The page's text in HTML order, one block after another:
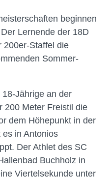
beginnen
Lernende der 18D
200er-Staffel die
Sommer-
Jährige an der
200 Meter Freistil die
dem Höhepunkt in der
in Antonios
Der Athlet des SC
Buchholz in
Viertelsekunde unter